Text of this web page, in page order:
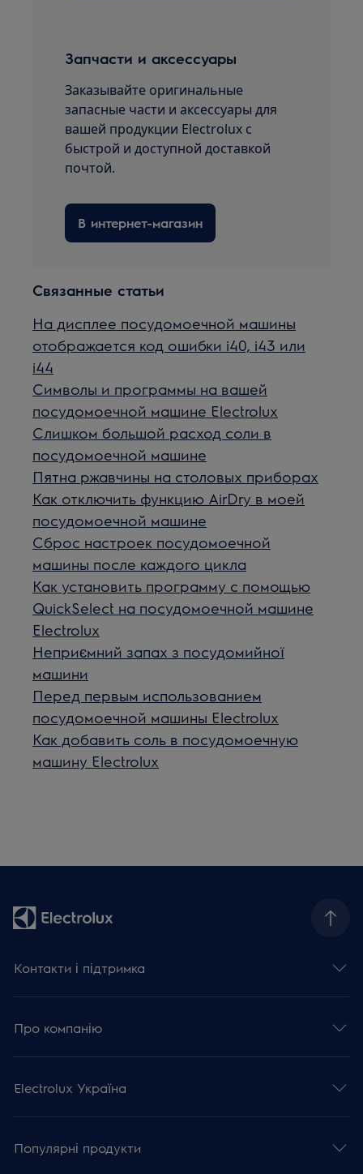
Запчасти и аксессуары
Заказывайте оригинальные
запасные части и аксессуары для
вашей продукции Electrolux с
быстрой и доступной доставкой
почтой.
В интернет-магазин
Связанные статьи
На дисплее посудомоечной машины
отображается код ошибки i40, i43 или
i44
Символы и программы на вашей
посудомоечной машине Electrolux
Слишком большой расход соли в
посудомоечной машине
Пятна ржавчины на столовых приборах
Как отключить функцию AirDry в моей
посудомоечной машине
Сброс настроек посудомоечной
машины после каждого цикла
Как установить программу с помощью
QuickSelect на посудомоечной машине
Electrolux
Неприємний запах з посудомийної
машини
Перед первым использованием
посудомоечной машины Electrolux
Как добавить соль в посудомоечную
машину Electrolux
Контакти і підтримка
Про компанію
Electrolux Україна
Популярні продукти